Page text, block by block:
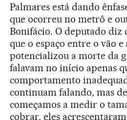
Palmares está dando
que ocorreu no metrô e
Bonifácio. O deputado diz
que o espaço entre o vão
potencializou a morte da
falavam no início apenas
comportamento
continuam falando, mas
começamos a medir o
cobrar, eles